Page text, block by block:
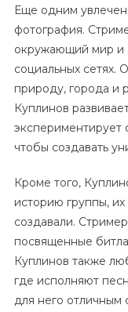
Еще одним
фотография.
окружающий мир и
социальных сетях.
природу, города и
Куплинов
экспериментирует
чтобы создавать
Кроме того,
историю группы,
создавали.
посвященные
Куплинов также
где исполняют
для него отличным